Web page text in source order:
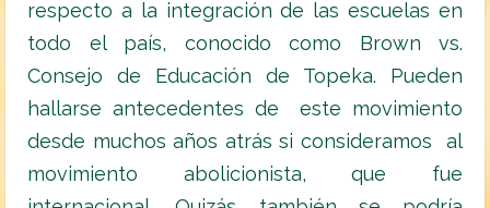
respecto a la integración de las escuelas en
todo el país, conocido como Brown vs.
Consejo de Educación de Topeka. Pueden
hallarse antecedentes de este movimiento
desde muchos años atrás si consideramos al
movimiento abolicionista, que fue